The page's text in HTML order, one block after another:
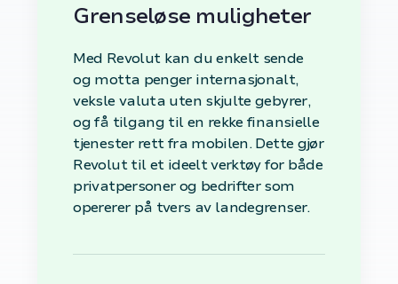
Grenseløse muligheter
Med Revolut kan du enkelt sende
og motta penger internasjonalt,
veksle valuta uten skjulte gebyrer,
og få tilgang til en rekke finansielle
tjenester rett fra mobilen. Dette gjør
Revolut til et ideelt verktøy for både
privatpersoner og bedrifter som
opererer på tvers av landegrenser.